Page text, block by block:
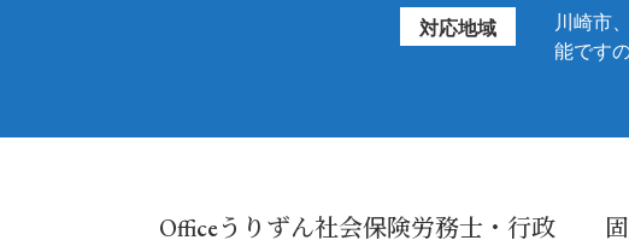
対応地域
川崎市
能です
Officeうりずん社会保険労務士・行政